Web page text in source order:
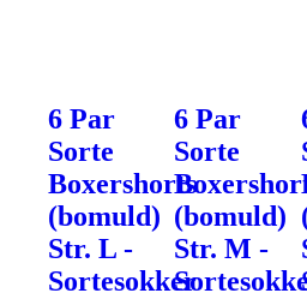
6 Par
Sorte
Boxershorts
(bomuld)
Str. L -
Sortesokker
6 Par
Sorte
(bomuld)
Str. M -